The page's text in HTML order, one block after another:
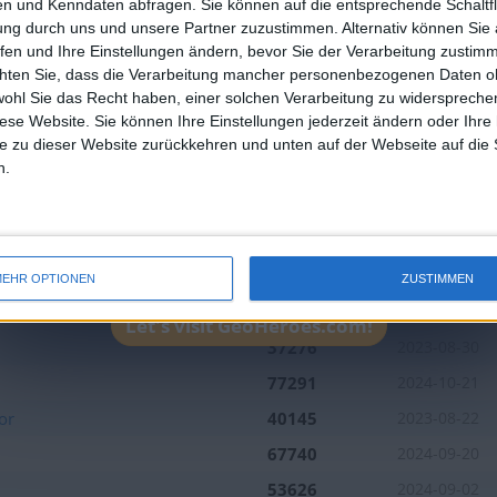
und Kenndaten abfragen. Sie können auf die entsprechende
durch uns und unsere Partner zuzustimmen. Alternativ können Sie
und Ihre Einstellungen ändern, bevor Sie der Verarbeitung
Sie, dass die Verarbeitung mancher personenbezogenen Daten
Sie das Recht haben, einer solchen Verarbeitung zu
Website. Sie können Ihre Einstellungen jederzeit ändern oder Ihre
zu dieser Website zurückkehren und unten auf der Webseite auf die
OPTIONEN ZUSTIMMEN
Geopunkte :0
Platzierung in der
Beste
37276
77291
40145
67740
53626
Join our American version now and be among
the firsts to submit your score on our
leaderboards!
Let's visit GeoHeroes.com!